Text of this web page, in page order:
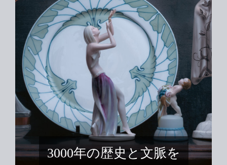
3000年の歴史と文脈を